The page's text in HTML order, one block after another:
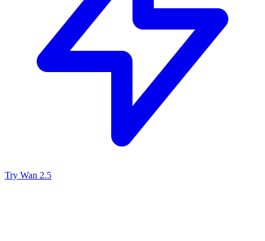
Try Wan 2.5